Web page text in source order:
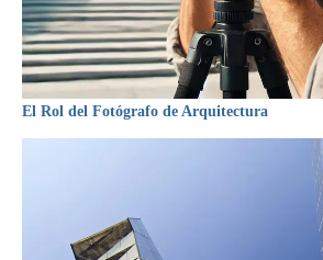
El Rol del Fotógrafo de Arquitectura